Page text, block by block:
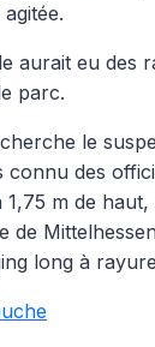
aurait eu
parc.
le
connu des
1,75 m de
de
long à